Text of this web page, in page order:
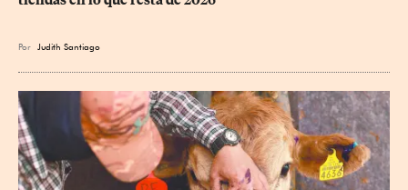
Por Judith Santiago